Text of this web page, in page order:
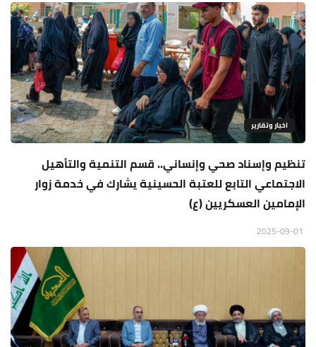
اخبار وتقارير
تنظيم وإسناد صحي وإنساني.. قسم التنمية والتأهيل
الاجتماعي التابع للعتبة الحسينية يشارك في خدمة زوار
الإمامين العسكريين (ع)